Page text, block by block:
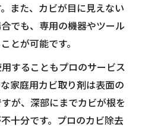
また、カビが目に見えない
でも、専用の機器やツール
とが可能です。
することもプロのサービス
家庭用カビ取り剤は表面の
が、深部にまでカビが根を
十分です。プロのカビ除去